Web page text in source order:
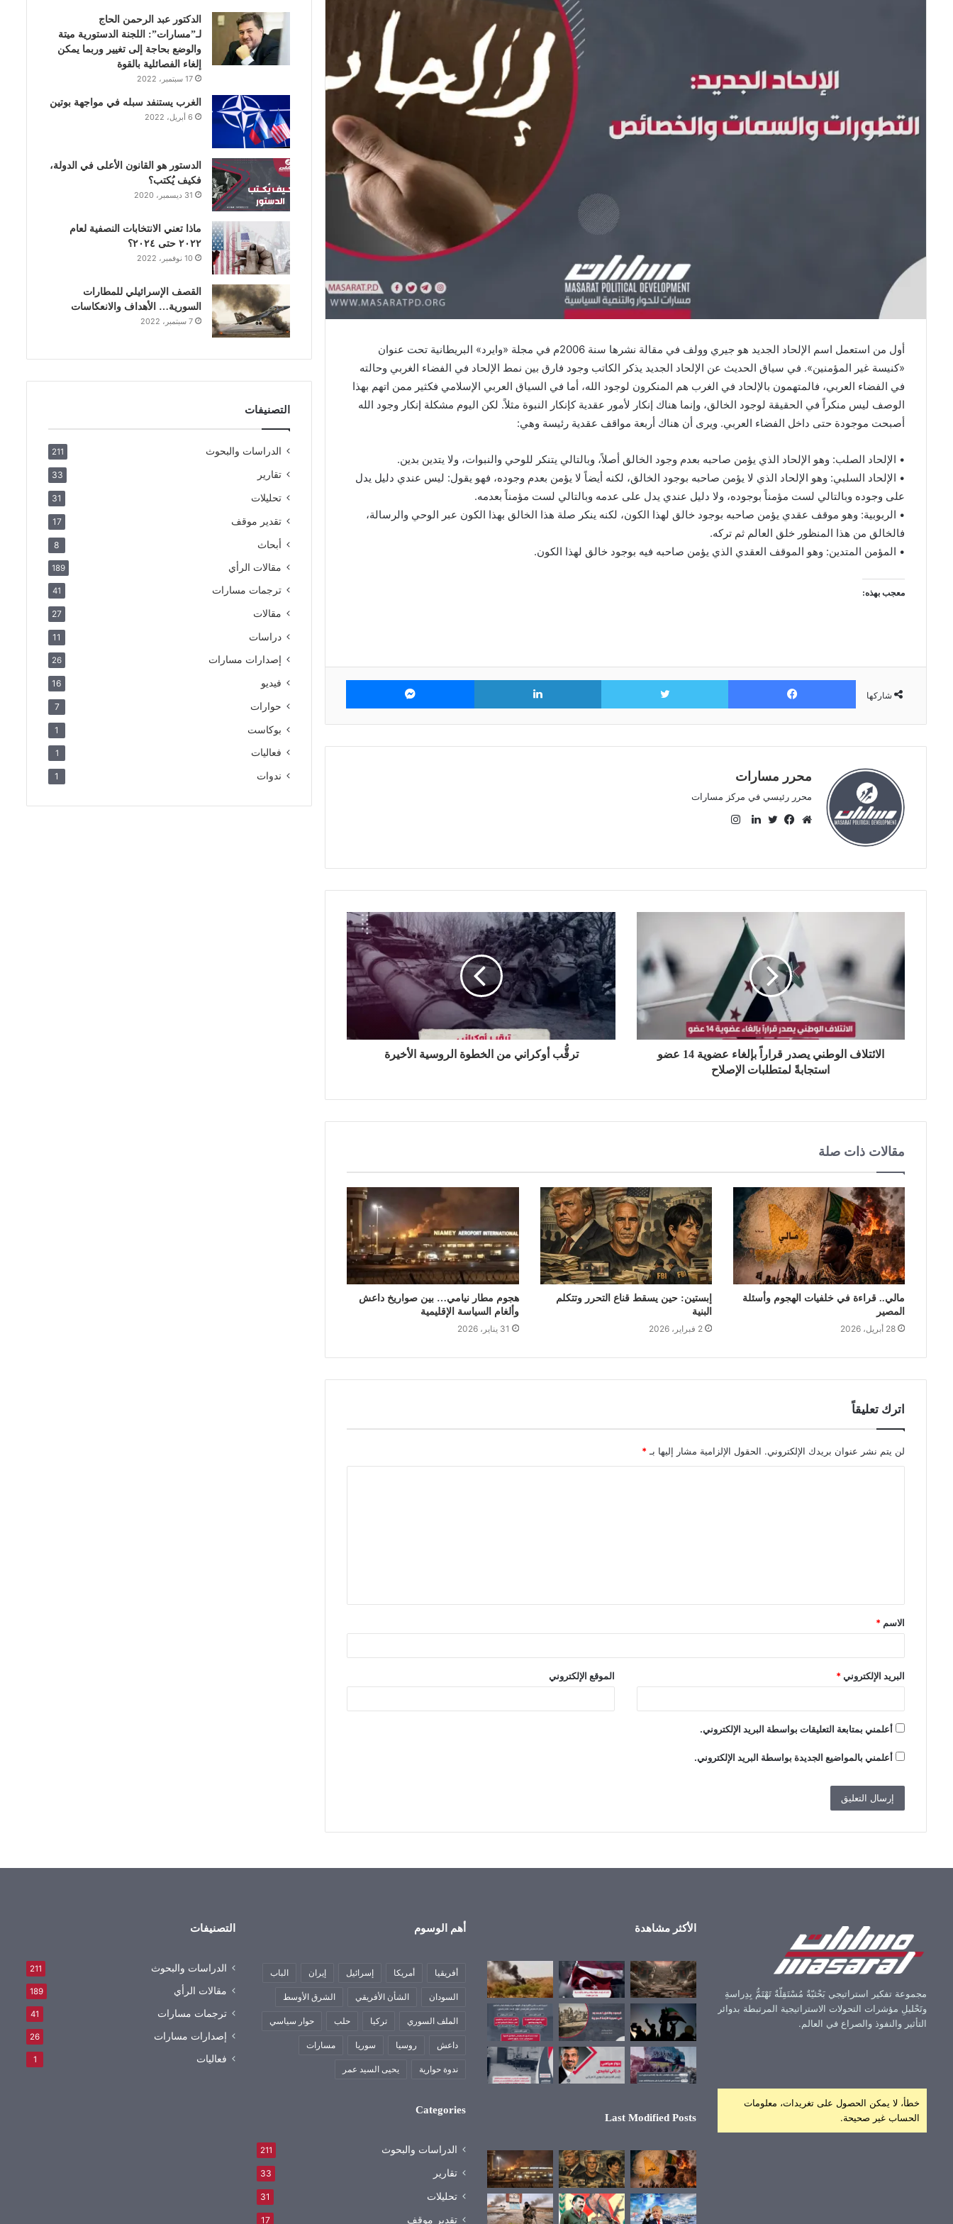
أول من استعمل اسم الإلحاد الجديد هو جيري وولف في مقالة نشرها سنة 2006م في مجلة «وايرد» البريطانية تحت عنوان
«كنيسة غير المؤمنين». في سياق الحديث عن الإلحاد الجديد يذكر الكاتب وجود فارق بين نمط الإلحاد في الفضاء الغربي وحالته
في الفضاء العربي، فالمتهمون بالإلحاد في الغرب هم المنكرون لوجود الله، أما في السياق العربي الإسلامي فكثير ممن اتهم بهذا
الوصف ليس منكراً في الحقيقة لوجود الخالق، وإنما هناك إنكار لأمور عقدية كإنكار النبوة مثلاً. لكن اليوم مشكلة إنكار وجود الله
أصبحت موجودة حتى داخل الفضاء العربي. ويرى أن هناك أربعة مواقف عقدية رئيسة وهي:
• الإلحاد الصلب: وهو الإلحاد الذي يؤمن صاحبه بعدم وجود الخالق أصلاً، وبالتالي يتنكر للوحي والنبوات، ولا يتدين بدين.
• الإلحاد السلبي: وهو الإلحاد الذي لا يؤمن صاحبه بوجود الخالق، لكنه أيضاً لا يؤمن بعدم وجوده، فهو يقول: ليس عندي دليل يدل
على وجوده وبالتالي لست مؤمناً بوجوده، ولا دليل عندي يدل على عدمه وبالتالي لست مؤمناً بعدمه.
• الربوبية: وهو موقف عقدي يؤمن صاحبه بوجود خالق لهذا الكون، لكنه ينكر صلة هذا الخالق بهذا الكون عبر الوحي والرسالة،
فالخالق من هذا المنظور خلق العالم ثم تركه.
• المؤمن المتدين: وهو الموقف العقدي الذي يؤمن صاحبه فيه بوجود خالق لهذا الكون.
معجب بهذه:
شاركها
فيسبوك تويتر لينكدإن
محرر مسارات
محرر رئيسي في مركز مسارات
ق
ع
ب
س
ب
ي
ت
ن
ك
ن
ت
ق
الائتلاف الوطني يصدر قراراً بإلغاء عضوية 14 عضو
استجابةً لمتطلبات الإصلاح
ترقُّب أوكراني من الخطوة الروسية الأخيرة
مقالات ذات صلة
مالي.. قراءة في خلفيات الهجوم وأسئلة
المصير
28 أبريل، 2026
إبستين: حين يسقط قناع التحرر وتتكلم
البنية
2 فبراير، 2026
هجوم مطار نيامي… بين صواريخ داعش
وألغام السياسة الإقليمية
31 يناير، 2026
اترك تعليقاً
لن يتم نشر عنوان بريدك الإلكتروني. الحقول الإلزامية مشار إليها بـ *
ق
*
الاسم *
البريد الإلكتروني* الموقع الإلكتروني
أعلمني بمتابعة التعليقات بواسطة البريد الإلكتروني.
أعلمني بالمواضيع الجديدة بواسطة البريد الإلكتروني.
ك
إ
ن
ب
ا
الدكتور عبد الرحمن الحاج
لـ”مسارات”: اللجنة الدستورية ميتة
والوضع بحاجة إلى تغيير وربما يمكن
إلغاء الفصائلية بالقوة
17 سبتمبر، 2022
الغرب يستنفد سبله في مواجهة بوتين
6 أبريل، 2022
الدستور هو القانون الأعلى في الدولة،
فكيف يُكتب؟
31 ديسمبر، 2020
ماذا تعني الانتخابات النصفية لعام
٢٠٢٢ حتى ٢٠٢٤؟
10 نوفمبر، 2022
القصف الإسرائيلي للمطارات
السورية… الأهداف والانعكاسات
7 سبتمبر، 2022
التصنيفات
الدراسات والبحوث 211
تقارير 33
تحليلات 31
تقدير موقف 17
أبحاث 8
مقالات الرأي 189
ترجمات مسارات 41
مقالات 27
دراسات 11
إصدارات مسارات 26
فيديو 16
حوارات 7
بوكاست 1
فعاليات 1
ندوات 1
مجموعة تفكير استراتيجي بَحْثيّةٌ مُسْتَقِلّةٌ تَهْتَمُّ بِدِراسةِ
وتَحْليلِ مؤشرات التحولات الاستراتيجية المرتبطة بدوائر
التأثير والنفوذ والصراع في العالم.
خطأ، لا يمكن الحصول على تغريدات، معلومات
الحساب غير صحيحة.
الأكثر مشاهدة
Last Modified Posts
أهم الوسوم
أفريقيا أمريكا إسرائيل إيران الباب
السودان الشأن الأفريقي الشرق الأوسط
الملف السوري تركيا حلب حوار سياسي
داعش روسيا سوريا مسارات
ندوة حوارية يحيى السيد عمر
Categories
الدراسات والبحوث 211
تقارير 33
تحليلات 31
تقدير موقف 17
التصنيفات
الدراسات والبحوث 211
مقالات الرأي 189
ترجمات مسارات 41
إصدارات مسارات 26
فعاليات 1